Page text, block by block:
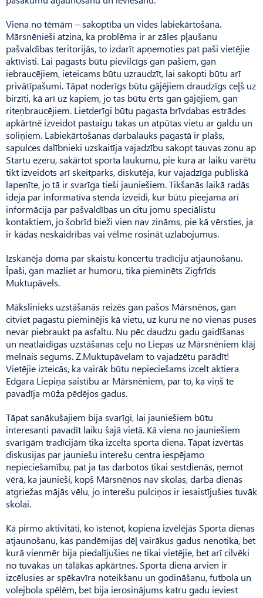
Viena no tēmām – sakoptība un vides labiekārtošana.
Mārsnē­nieši atzina, ka problēma ir ar zāles pļaušanu
pašvaldības teritorijās, to izdarīt apņemoties pat paši vietējie
aktīvisti. Lai pagasts būtu pievilcīgs gan pašiem, gan
iebraucējiem, ieteicams būtu uzraudzīt, lai sakopti būtu arī
privāt­īpašumi. Tāpat noderīgs būtu gājējiem draudzīgs ceļš uz
birzīti, kā arī uz kapiem, jo tas būtu ērts gan gājējiem, gan
riteņbraucējiem. Lietderīgi būtu pagasta brīvdabas estrādes
apkārtnē izveidot pastaigu takas un atpūtas vietu ar galdu un
soliņiem. Labiekārtošanas darbalauks pagastā ir plašs,
sapulces dalībnieki uzskaitīja vajadzību sakopt tauvas zonu ap
Startu ezeru, sakārtot sporta laukumu, pie kura ar laiku varētu
tikt izveidots arī skeitparks, diskutēja, kur vajadzīga publiskā
lapenīte, jo tā ir svarīga tieši jauniešiem. Tikšanās laikā radās
ideja par informatīva stenda izveidi, kur būtu pieejama arī
informācija par pašvaldības un citu jomu speciālistu
kontaktiem, jo šobrīd bieži vien nav zināms, pie kā vērsties, ja
ir kādas neskaidrības vai vēlme rosināt uzlabojumus.
Izskanēja doma par skaistu koncertu tradīciju atjaunošanu.
Īpaši, gan mazliet ar humoru, tika pieminēts Zigfrīds
Muktupāvels.
Mākslinieks uzstāšanās reizēs gan pašos Mārsnēnos, gan
citviet pagastu pieminējis kā vietu, uz kuru ne no vienas puses
nevar piebraukt pa asfaltu. Nu pēc daudzu gadu gaidīšanas
un neatlaidīgas uzstāšanas ceļu no Liepas uz Mārsnēniem klāj
melnais segums. Z.Muktupāvelam to vajadzētu parādīt!
Vietējie izteicās, ka vairāk būtu nepieciešams izcelt aktiera
Edgara Liepiņa saistību ar Mārsnēniem, par to, ka viņš te
pavadīja mūža pēdējos gadus.
Tāpat sanākušajiem bija svarīgi, lai jauniešiem būtu
interesanti pavadīt laiku šajā vietā. Kā viena no jauniešiem
svarīgām tradīcijām tika izcelta sporta diena. Tāpat izvērtās
diskusijas par jauniešu interešu centra iespējamo
nepieciešamību, pat ja tas darbotos tikai sestdienās, ņemot
vērā, ka jaunieši, kopš Mārsnēnos nav skolas, darba dienās
atgriežas mājās vēlu, jo interešu pulciņos ir iesaistījušies tuvāk
skolai.
Kā pirmo aktivitāti, ko īstenot, kopiena izvēlējās Sporta dienas
atjaunošanu, kas pandēmijas dēļ vairākus gadus nenotika, bet
kurā vienmēr bija piedalījušies ne tikai vietējie, bet arī cilvēki
no tuvākas un tālākas apkārtnes. Sporta diena arvien ir
izcēlusies ar spēkavīra noteikšanu un godināšanu, futbola un
volejbola spēlēm, bet bija ierosinājums katru gadu ieviest